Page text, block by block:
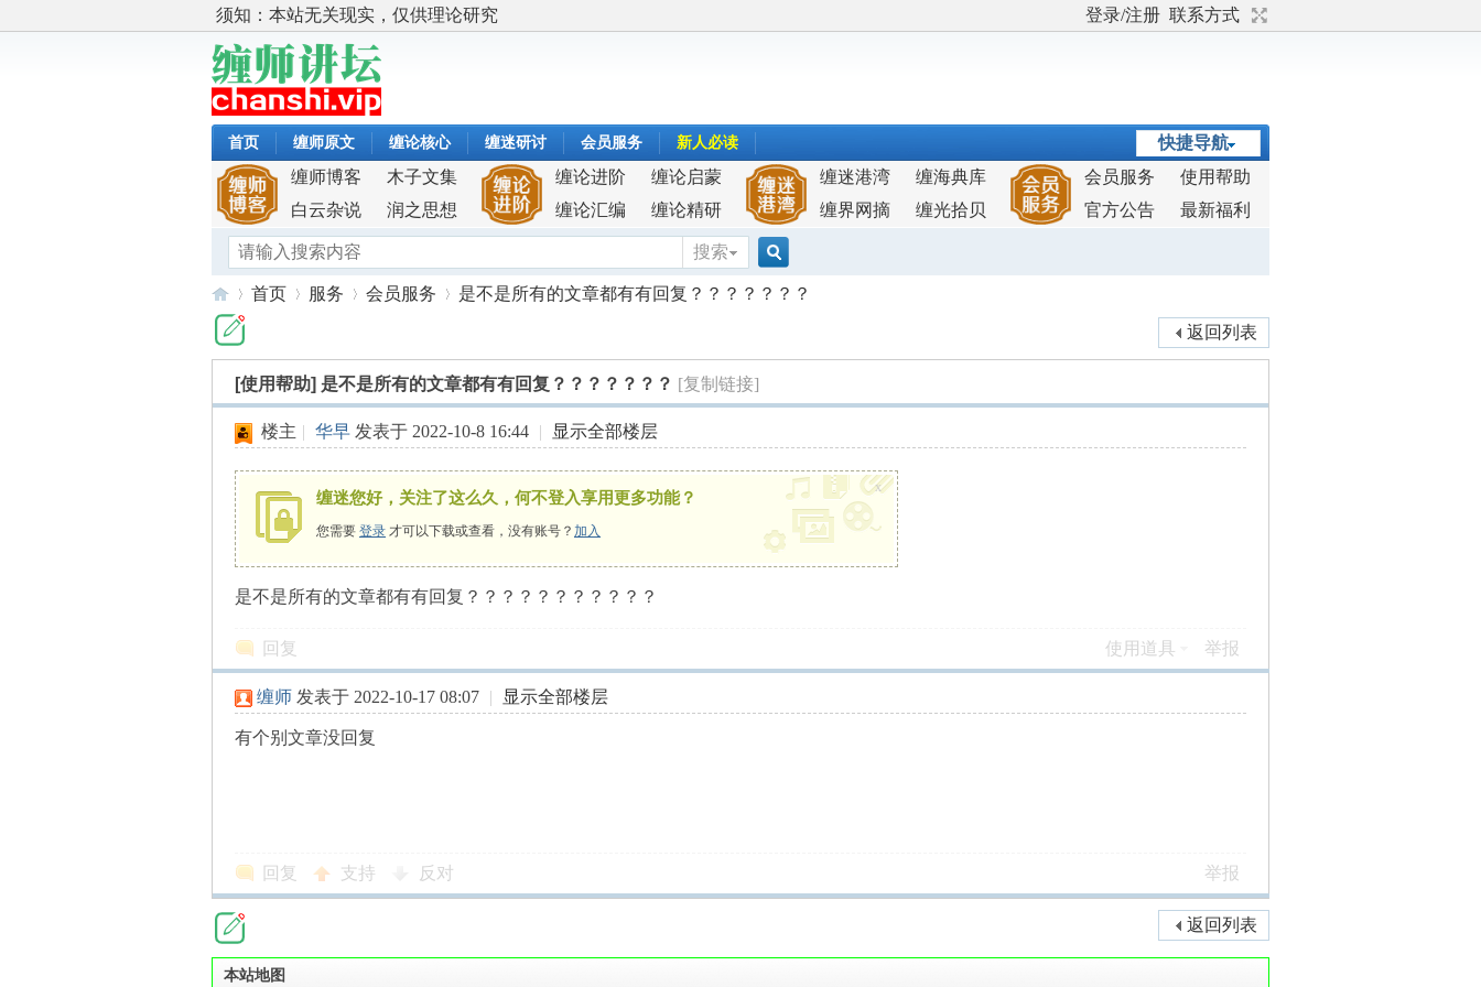
须知：本站无关现实，仅供理论研究 登录/注册 联系方式
快捷导航
首页 缠师原文 缠论核心 缠迷研讨 会员服务 新人必读
缠师博客
木子文集
白云杂说
润之思想
缠论进阶
缠论启蒙
缠论汇编
缠论精研
缠迷港湾
缠海典库
缠界网摘
缠光拾贝
会员服务
使用帮助
官方公告
最新福利
搜索
搜
索
首页
›
服务
›
会员服务
›
是不是所有的文章都有有回复？？？？？？？
返回列表
[使用帮助] 是不是所有的文章都有有回复？？？？？？？ [复制链接]
楼主 | 华早 发表于 2022-10-8 16:44 | 显示全部楼层
缠迷您好，关注了这么久，何不登入享用更多功能？
您需要 登录 才可以下载或查看，没有账号？ 加入
x
是不是所有的文章都有有回复？？？？？？？？？？？
回复 使用道具 举报
缠师 发表于 2022-10-17 08:07 | 显示全部楼层
有个别文章没回复
回复 支持 反对 举报
返回列表
本站地图